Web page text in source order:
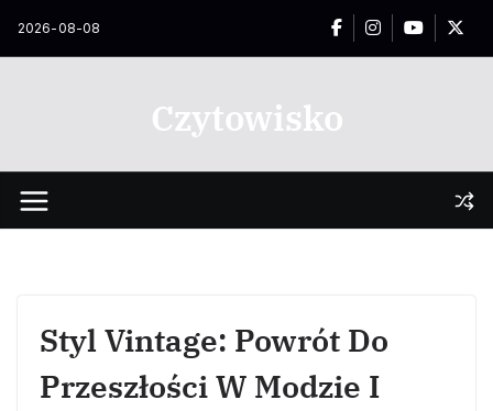
2026-08-08
Czytowisko
Styl Vintage: Powrót Do
Przeszłości W Modzie I